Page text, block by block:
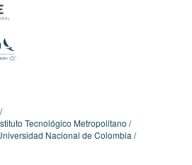
Tecnológico Metropolitano
Nacional de Colombia